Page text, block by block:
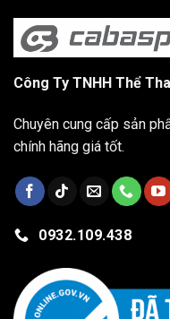
Công Ty TNHH Thể
Chuyên cung cấp sản
chính hãng giá tốt.
0932.109.438